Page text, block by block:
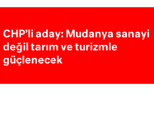
CHP’li aday: Mudanya sanayi
değil tarım ve turizmle
güçlenecek